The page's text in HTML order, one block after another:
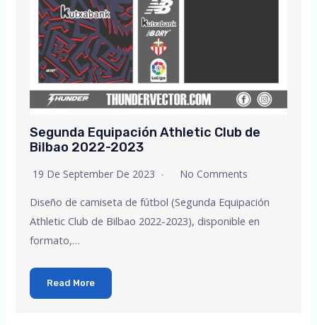
Segunda Equipación Athletic Club de
Bilbao 2022-2023
19 De September De 2023 No Comments
Diseño de camiseta de fútbol (Segunda Equipación
Athletic Club de Bilbao 2022-2023), disponible en
formato,…
Read More